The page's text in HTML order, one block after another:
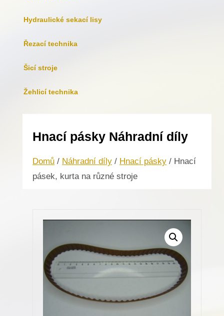
Hydraulické sekací lisy
Řezací technika
Šicí stroje
Žehlicí technika
Hnací pásky Náhradní díly
Domů / Náhradní díly / Hnací pásky / Hnací
pásek, kurta na různé stroje